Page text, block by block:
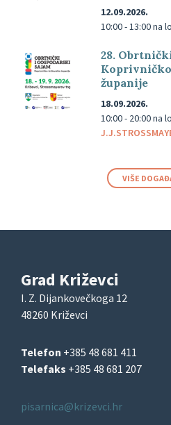
12.09.2026.
10:00 - 13:00na
28.
županije
18.09.2026.
10:00 - 20:00na
VIŠE
Grad Križevci
I. Z. Dijankovečkoga 12
48260 Križevci
Telefon +385 48 681 411
Telefaks +385 48 681 207
pisarnica@krizevci.hr